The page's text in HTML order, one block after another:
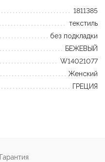
1811385
текстиль
без подкладки
БЕЖЕВЫЙ
W14021077
Женский
ГРЕЦИЯ
Гарантия